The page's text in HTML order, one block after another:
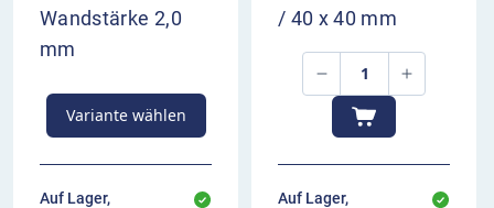
Wandstärke 2,0
mm
Variante wählen
Auf Lager,
/ 40 x 40 mm
Auf Lager,